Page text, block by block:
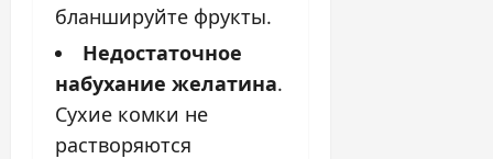
бланшируйте фрукты.
Недостаточное
набухание желатина.
Сухие комки не
растворяются